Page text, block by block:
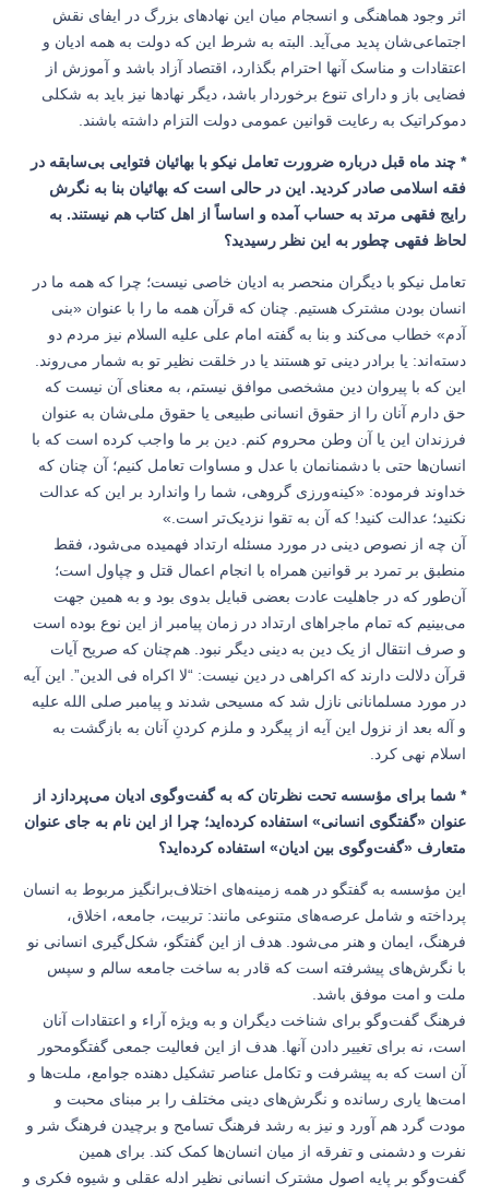
اثر وجود هماهنگی و انسجام میان این نهادهای بزرگ در ایفای نقش
اجتماعی‌شان پدید می‌آید. البته به شرط این که دولت به همه ادیان و
اعتقادات و مناسک آنها احترام بگذارد، اقتصاد آزاد باشد و آموزش از
فضایی باز و دارای تنوع برخوردار باشد، دیگر نهادها نیز باید به شکلی
دموکراتیک به رعایت قوانین عمومی دولت التزام داشته باشند.
* چند ماه قبل درباره ضرورت تعامل نیکو با بهائیان فتوایی بی‌سابقه در
فقه اسلامی صادر کردید. این در حالی است که بهائیان بنا به نگرش
رایج فقهی مرتد به حساب آمده و اساساً از اهل کتاب هم نیستند. به
لحاظ فقهی چطور به این نظر رسیدید؟
تعامل نیکو با دیگران منحصر به ادیان خاصی نیست؛ چرا که همه ما در
انسان بودن مشترک هستیم. چنان که قرآن همه ما را با عنوان «بنی
آدم» خطاب می‌کند و بنا به گفته امام علی علیه السلام نیز مردم دو
دسته‌اند: یا برادر دینی تو هستند یا در خلقت نظیر تو به شمار می‌روند.
این که با پیروان دین مشخصی موافق نیستم، به معنای آن نیست که
حق دارم آنان را از حقوق انسانی طبیعی یا حقوق ملی‌شان به عنوان
فرزندان این یا آن وطن محروم کنم. دین بر ما واجب کرده است که با
انسان‌ها حتی با دشمنانمان با عدل و مساوات تعامل کنیم؛ آن چنان که
خداوند فرموده: «کینه‌ورزی گروهی، شما را واندارد بر این که عدالت
نکنید؛ عدالت کنید! که آن به تقوا نزدیک‌تر است.»
آن چه از نصوص دینی در مورد مسئله ارتداد فهمیده می‌شود، فقط
منطبق بر تمرد بر قوانین همراه با انجام اعمال قتل و چپاول است؛
آن‌طور که در جاهلیت عادت بعضی قبایل بدوی بود و به همین جهت
می‌بینیم که تمام ماجراهای ارتداد در زمان پیامبر از این نوع بوده است
و صرف انتقال از یک دین به دینی دیگر نبود. هم‌چنان که صریح آیات
قرآن دلالت دارند که اکراهی در دین نیست: “لا اکراه فی الدین”. این آیه
در مورد مسلمانانی نازل شد که مسیحی شدند و پیامبر صلی الله علیه
و آله بعد از نزول این آیه از پیگرد و ملزم کردنِ آنان به بازگشت به
اسلام نهی کرد.
* شما برای مؤسسه تحت نظرتان که به گفت‌وگوی ادیان می‌پردازد از
عنوان «گفتگوی انسانی» استفاده کرده‌اید؛ چرا از این نام به جای عنوان
متعارف «گفت‌وگوی بین ادیان» استفاده کرده‌اید؟
این مؤسسه به گفتگو در همه زمینه‌های اختلاف‌برانگیز مربوط به انسان
پرداخته و شامل عرصه‌های متنوعی مانند: تربیت، جامعه، اخلاق،
فرهنگ، ایمان و هنر می‌شود. هدف از این گفتگو، شکل‌گیری انسانی نو
با نگرش‌های پیشرفته است که قادر به ساخت جامعه سالم و سپس
ملت و امت موفق باشد.
فرهنگ گفت‌وگو برای شناخت دیگران و به ویژه آراء و اعتقادات آنان
است، نه برای تغییر دادن آنها. هدف از این فعالیت جمعی گفتگومحور
آن است که به پیشرفت و تکامل عناصر تشکیل دهنده جوامع، ملت‌ها و
امت‌ها یاری رسانده و نگرش‌های دینی مختلف را بر مبنای محبت و
مودت گرد هم آورد و نیز به رشد فرهنگ تسامح و برچیدن فرهنگ شر و
نفرت و دشمنی و تفرقه از میان انسان‌ها کمک کند. برای همین
گفت‌وگو بر پایه اصول مشترک انسانی نظیر ادله عقلی و شیوه فکری و